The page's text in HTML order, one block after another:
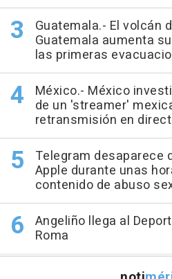
Guatemala.- El volcán
Guatemala aumenta
las primeras
México.- México
de un 'streamer'
retransmisión en
Telegram desaparece
Apple durante unas
contenido de abuso
Angeliño llega al
Roma